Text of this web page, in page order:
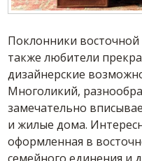
Поклонники
также любители
дизайнерские
Многоликий,
замечательно
и жилые дома.
оформленная в
семейного единения и